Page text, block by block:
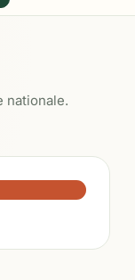
nationale.